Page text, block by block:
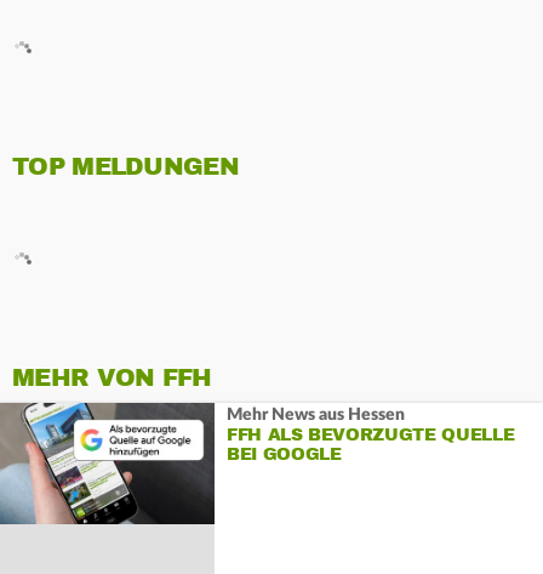
TOP MELDUNGEN
MEHR VON FFH
Mehr News aus Hessen
FFH ALS BEVORZUGTE QUELLE
BEI GOOGLE